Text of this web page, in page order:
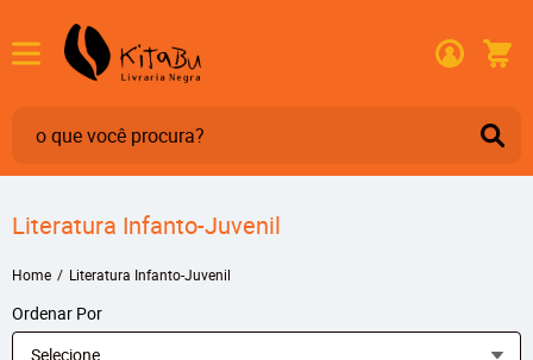
Literatura Infanto-Juvenil
Home Literatura Infanto-Juvenil
Ordenar Por
Selecione